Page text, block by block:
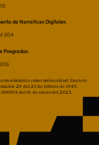
de Narrativas Digitales.
204
Posgrados.
como universidad: Decreto
28 del 23 de febrero de 1949,
del 16 de enero del 2025.